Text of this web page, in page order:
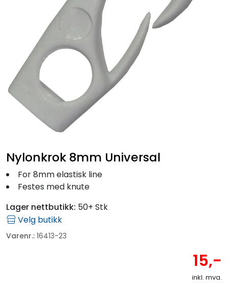
Nylonkrok 8mm Universal
For 8mm elastisk line
Festes med knute
Lager nettbutikk: 50+ Stk
Velg butikk
Varenr.: 16413-23
15,-
inkl. mva.
Motor/Styring
Fortøyning
Fritid/Sikkerhet
Båtpleie/Opplag
Outlet
Kampanje